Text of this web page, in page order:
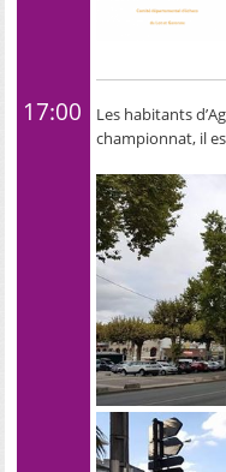
17:00
Les habitants
championnat, il